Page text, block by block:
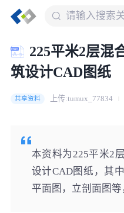
225平米2层混
筑设计CAD图纸
共享资料 上传:tumux_77834
本资料为225平米2
设计CAD图纸，其
平面图，立剖面图等